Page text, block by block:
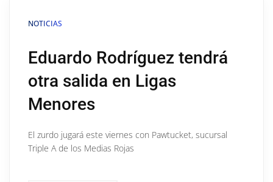
NOTICIAS
Eduardo Rodríguez tendrá
otra salida en Ligas
Menores
El zurdo jugará este viernes con Pawtucket, sucursal
Triple A de los Medias Rojas